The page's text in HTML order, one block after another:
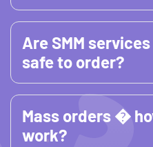
Are SMM
safe to order?
Mass orders �
work?